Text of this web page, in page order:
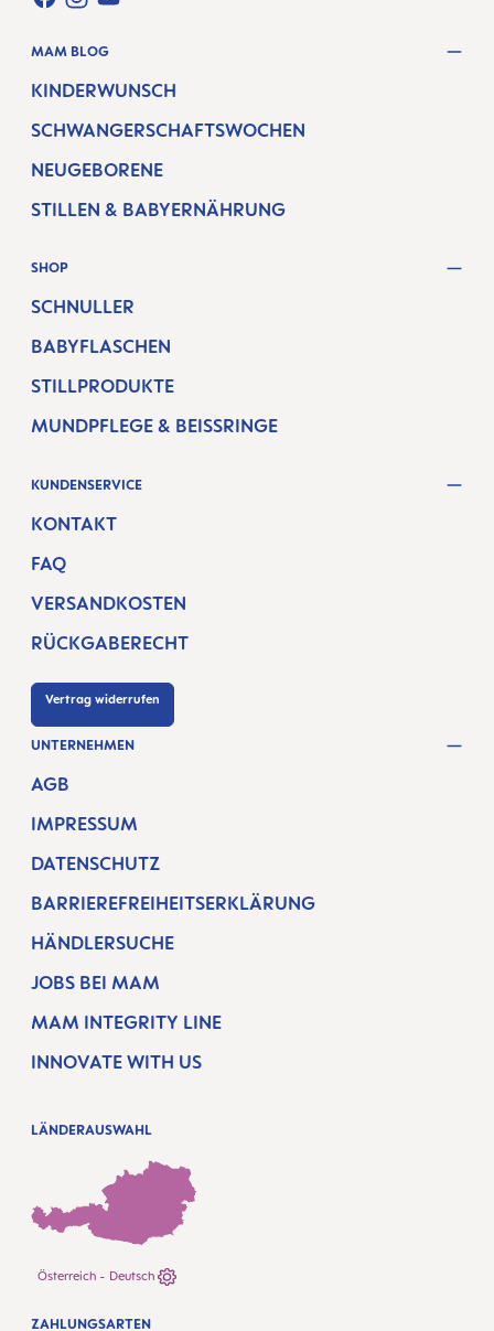
FACEBOOK
INSTAGRAM
YOUTUBE
MAM BLOG
KINDERWUNSCH
SCHWANGERSCHAFTSWOCHEN
NEUGEBORENE
STILLEN & BABYERNÄHRUNG
SHOP
SCHNULLER
BABYFLASCHEN
STILLPRODUKTE
MUNDPFLEGE & BEISSRINGE
KUNDENSERVICE
KONTAKT
FAQ
VERSANDKOSTEN
RÜCKGABERECHT
Vertrag widerrufen
UNTERNEHMEN
AGB
IMPRESSUM
DATENSCHUTZ
BARRIEREFREIHEITSERKLÄRUNG
HÄNDLERSUCHE
JOBS BEI MAM
MAM INTEGRITY LINE
INNOVATE WITH US
LÄNDERAUSWAHL
Österreich - Deutsch
ZAHLUNGSARTEN